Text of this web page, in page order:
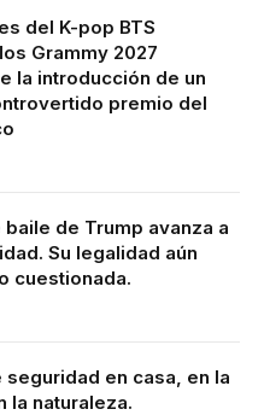
del K-pop BTS
Grammy 2027
la introducción de un
premio del
baile de Trump avanza a
Su legalidad aún
cuestionada.
seguridad en casa, en la
la naturaleza.